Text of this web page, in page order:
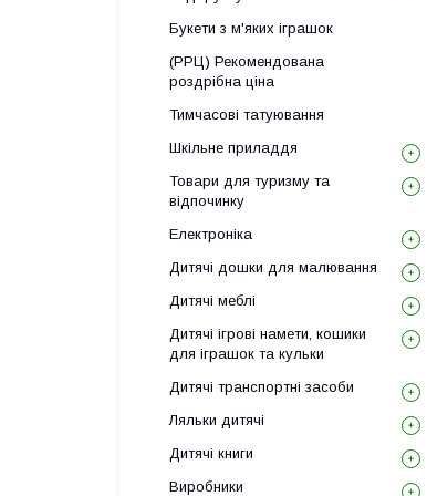
Букети з м'яких іграшок
(РРЦ) Рекомендована
роздрібна ціна
Тимчасові татуювання
Шкільне приладдя
Товари для туризму та
відпочинку
Електроніка
Дитячі дошки для малювання
Дитячі меблі
Дитячі ігрові намети, кошики
для іграшок та кульки
Дитячі транспортні засоби
Ляльки дитячі
Дитячі книги
Виробники